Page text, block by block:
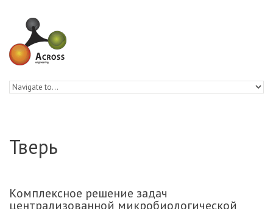
Тверь
Комплексное решение задач
централизованной микробиологической